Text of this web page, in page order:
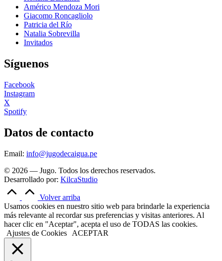
Américo Mendoza Mori
Giacomo Roncagliolo
Patricia del Río
Natalia Sobrevilla
Invitados
Síguenos
Facebook
Instagram
X
Spotify
Datos de contacto
Email: info@jugodecaigua.pe
© 2026 — Jugo. Todos los derechos reservados.
Desarrollado por: KilcaStudio
Volver arriba
Usamos cookies en nuestro sitio web para brindarle la experiencia
más relevante al recordar sus preferencias y visitas anteriores. Al
hacer clic en "Aceptar", acepta el uso de TODAS las cookies.
Ajustes de Cookies
ACEPTAR